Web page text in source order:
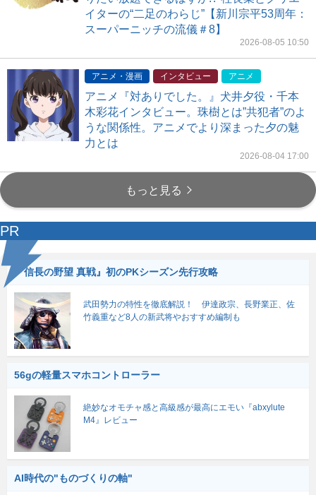
イターの“二足のわらじ”【新川宗平53周年：
スーパーニッチの流儀＃8】
2026-08-05 10:50
アニメ・漫画 インタビュー アニメ
アニメ『対ありでした。』犬井夕役・千本
木彩花インタビュー。珠樹とは”共犯者”のよ
うな関係性。アニメでより深まった夕の魅
力とは
2026-08-04 17:00
もっと見る
PR
『信長の野望 真戦』初のPKシーズン先行攻略
武田勢力の特性を徹底解説！ 伊達政宗、長野業正、佐
竹義重など8人の新武将やおすすめ編制も
56gの軽量スマホコントローラー
絶妙なオモチャ感と高級感が最高にエモい『abxylute
M4』レビュー
AI時代の"ものづくりの軸"